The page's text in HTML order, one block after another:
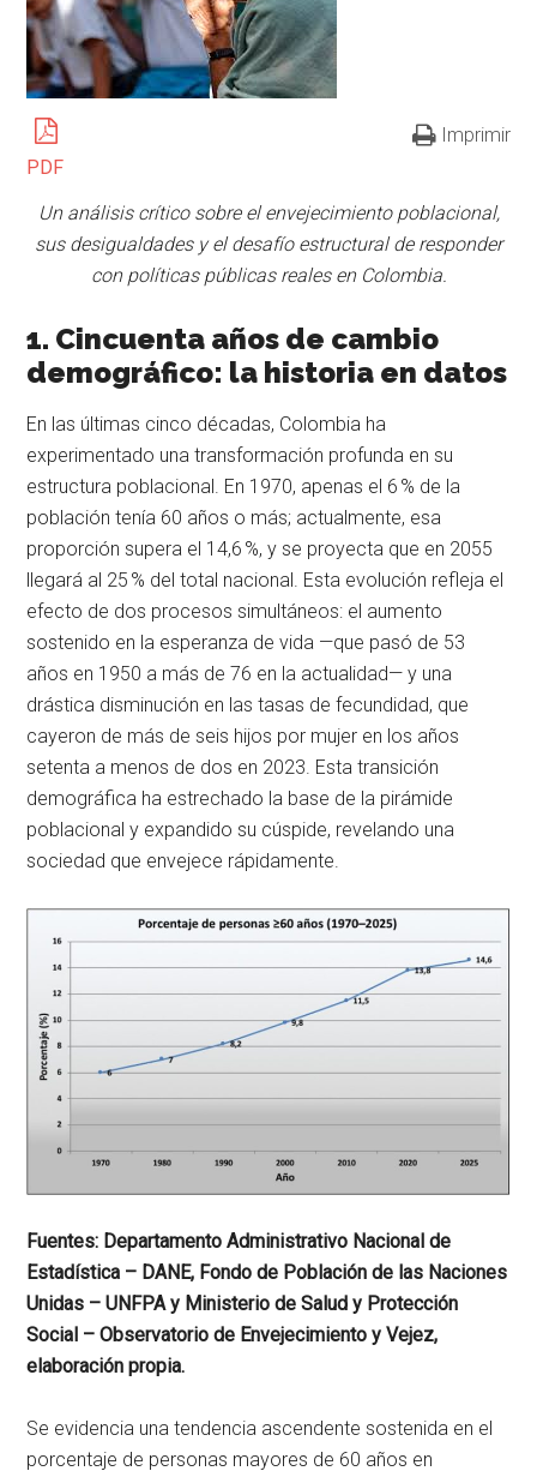
PDF
Imprimir
Un análisis crítico sobre el envejecimiento poblacional,
sus desigualdades y el desafío estructural de responder
con políticas públicas reales en Colombia.
1. Cincuenta años de cambio
demográfico: la historia en datos
En las últimas cinco décadas, Colombia ha
experimentado una transformación profunda en su
estructura poblacional. En 1970, apenas el 6 % de la
población tenía 60 años o más; actualmente, esa
proporción supera el 14,6 %, y se proyecta que en 2055
llegará al 25 % del total nacional. Esta evolución refleja el
efecto de dos procesos simultáneos: el aumento
sostenido en la esperanza de vida —que pasó de 53
años en 1950 a más de 76 en la actualidad— y una
drástica disminución en las tasas de fecundidad, que
cayeron de más de seis hijos por mujer en los años
setenta a menos de dos en 2023. Esta transición
demográfica ha estrechado la base de la pirámide
poblacional y expandido su cúspide, revelando una
sociedad que envejece rápidamente.
Fuentes: Departamento Administrativo Nacional de
Estadística – DANE, Fondo de Población de las Naciones
Unidas – UNFPA y Ministerio de Salud y Protección
Social – Observatorio de Envejecimiento y Vejez,
elaboración propia.
Se evidencia una tendencia ascendente sostenida en el
porcentaje de personas mayores de 60 años en